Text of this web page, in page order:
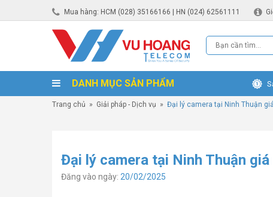
Mua hàng: HCM (028) 35166166 | HN (024) 62561111
DANH MỤC SẢN PHẨM
Trang chủ » Giải pháp - Dịch vụ » Đại lý camera tại Ninh Thuận
Đại lý camera tại Ninh Thuận
Đăng vào ngày: 20/02/2025